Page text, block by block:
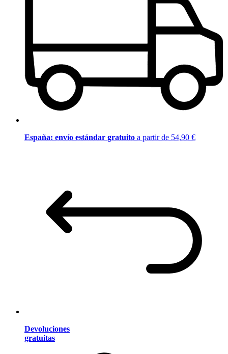
España: envío estándar gratuito a partir de 54,90 €
Devoluciones
gratuitas